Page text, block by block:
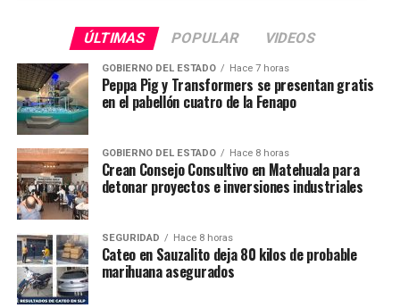
ÚLTIMAS POPULAR VIDEOS
GOBIERNO DEL ESTADO Hace 7 horas
Peppa Pig y Transformers se presentan gratis
en el pabellón cuatro de la Fenapo
GOBIERNO DEL ESTADO Hace 8 horas
Crean Consejo Consultivo en Matehuala para
detonar proyectos e inversiones industriales
SEGURIDAD Hace 8 horas
Cateo en Sauzalito deja 80 kilos de probable
marihuana asegurados